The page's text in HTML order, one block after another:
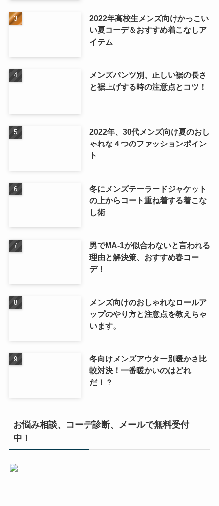
2022年高校生メンズ向けかっこい
い夏コーデ＆おすすめ着こなしア
イテム
メンズパンツ別、正しい裾の長さ
と裾上げする時の注意点とコツ！
2022年、30代メンズ向け夏のおし
ゃれな４つのファッションポイン
ト
冬にメンズテーラードジャケット
の上からコート重ね着する着こな
し術
男でMA-1が似合わないと言われる
理由と解決策、おすすめ春コー
デ！
メンズ向けのおしゃれなロールア
ップのやり方と注意点を教えちゃ
います。
冬向けメンズアウター別暖かさ比
較対決！一番暖かいのはどれ
だ！？
お悩み相談、コーデ診断、メールで無料受付
中！